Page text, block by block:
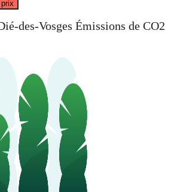
Saint-Dié-des-Vosges
des-Vosges Émissions de CO2